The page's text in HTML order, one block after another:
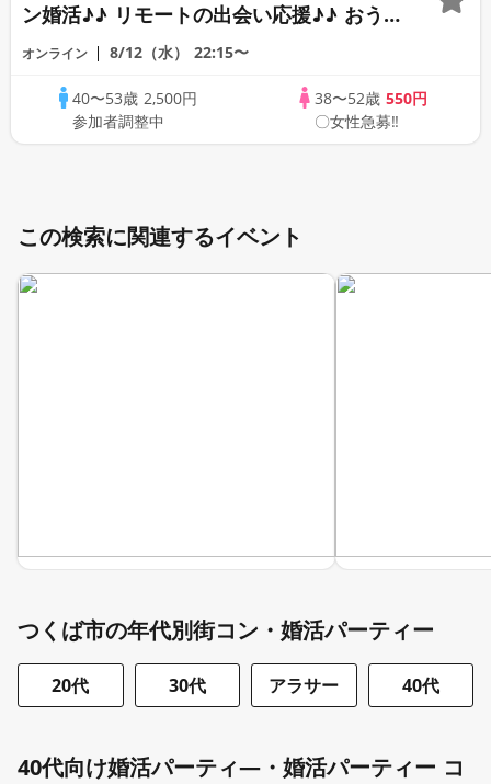
ン婚活♪♪ リモートの出会い応援♪♪ おう
ちで乾杯しませんか♪♪ ☆全国の方が対象
PARTY!!
オンライン 8/12（水） 22:15〜
40〜53歳 2,500円
参加者調整中
38〜52歳 550円
〇女性急募‼
この検索に関連するイベント
つくば市の年代別街コン・婚活パーティー
20代 30代 アラサー 40代
40代向け婚活パーティ―・婚活パーティー コ